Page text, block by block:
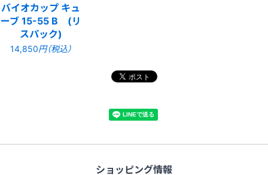
バイオカップ キュ
ーブ 15-55 B (リ
スパック)
14,850円（税込）
ショッピング情報